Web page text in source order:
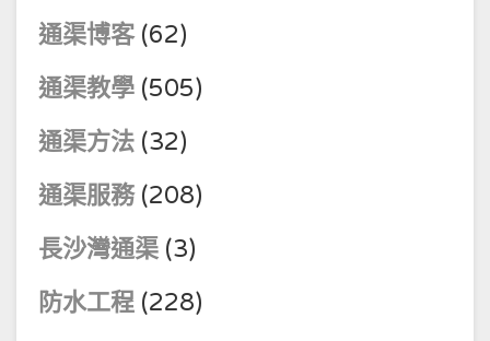
通渠博客(62)
通渠教學 (505)
通渠方法 (32)
通渠服務(208)
長沙灣通渠 (3)
防水工程 (228)